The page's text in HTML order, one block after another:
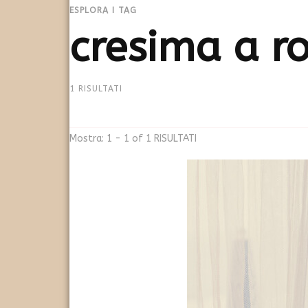
ESPLORA I TAG
cresima a
1 RISULTATI
Mostra: 1 - 1 of 1 RISULTATI